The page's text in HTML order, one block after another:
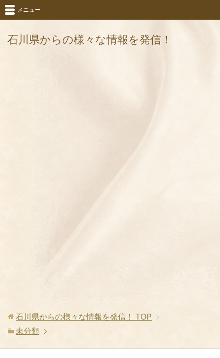
石川県からの様々な情報を発信！
メニュー
石川県からの様々な情報を発信！
TOP
未分類